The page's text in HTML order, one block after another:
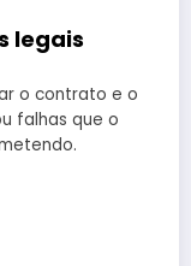
legais
o contrato e o
falhas que o